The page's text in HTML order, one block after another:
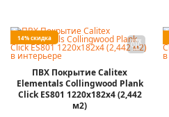
14% скидка
ПВХ Покрытие Calitex
Elementals Collingwood Plank
Click ES801 1220x182x4 (2,442
м2)